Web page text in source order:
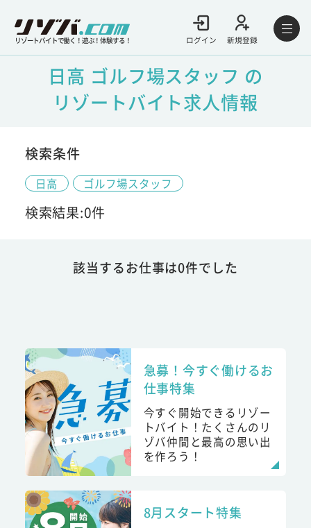
リゾートバイトで働く！遊ぶ！体験する！ ログイン 新規登録
日高 ゴルフ場スタッフ の
リゾートバイト求人情報
検索条件
日高 ゴルフ場スタッフ
検索結果:0件
該当するお仕事は0件でした
急募！今すぐ働けるお
仕事特集
今すぐ開始できるリゾー
トバイト！たくさんのリ
ゾバ仲間と最高の思い出
を作ろう！
8月スタート特集